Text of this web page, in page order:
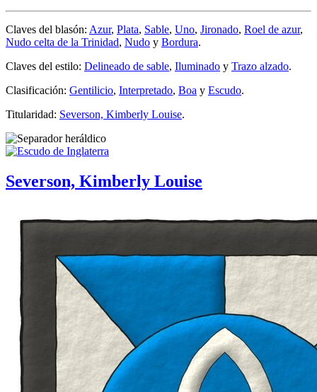
Claves del blasón: Azur, Plata, Sable, Uno, Jironado, Roel de azur,
Nudo celta de la Trinidad, Nudo y Bordura.
Claves del estilo: Delineado de sable, Iluminado y Trazo alzado.
Clasificación: Gentilicio, Interpretado, Boa y Escudo.
Titularidad: Severson, Kimberly Louise.
Severson, Kimberly Louise